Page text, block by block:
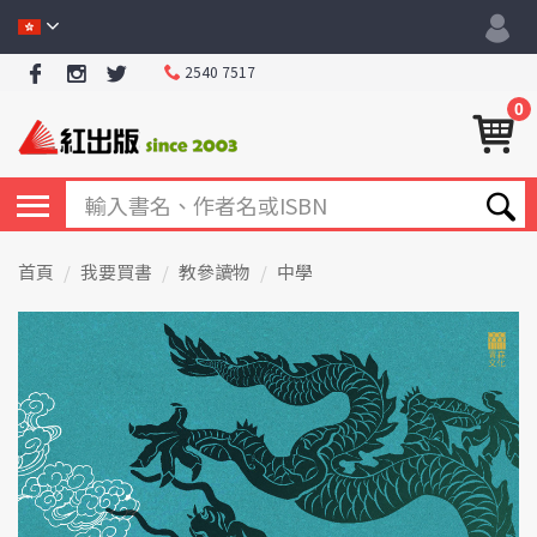
2540 7517
0
首頁 我要買書 教參讀物 中學